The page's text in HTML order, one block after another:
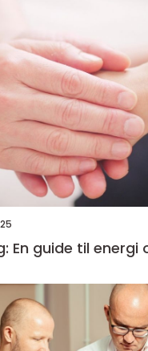
En guide til